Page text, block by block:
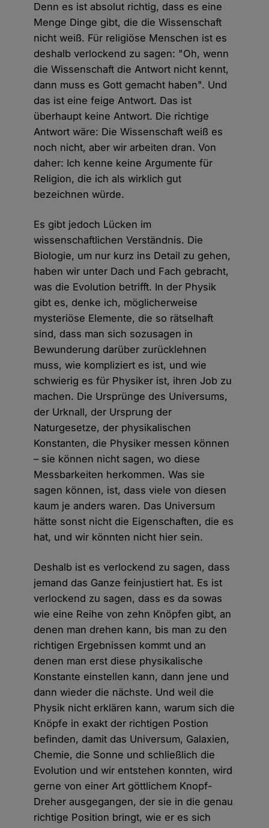
Denn es ist absolut richtig, dass es eine
Menge Dinge gibt, die die Wissenschaft
nicht weiß. Für religiöse Menschen ist es
deshalb verlockend zu sagen: "Oh, wenn
die Wissenschaft die Antwort nicht kennt,
dann muss es Gott gemacht haben". Und
das ist eine feige Antwort. Das ist
überhaupt keine Antwort. Die richtige
Antwort wäre: Die Wissenschaft weiß es
noch nicht, aber wir arbeiten dran. Von
daher: Ich kenne keine Argumente für
Religion, die ich als wirklich gut
bezeichnen würde.
Es gibt jedoch Lücken im
wissenschaftlichen Verständnis. Die
Biologie, um nur kurz ins Detail zu gehen,
haben wir unter Dach und Fach gebracht,
was die Evolution betrifft. In der Physik
gibt es, denke ich, möglicherweise
mysteriöse Elemente, die so rätselhaft
sind, dass man sich sozusagen in
Bewunderung darüber zurücklehnen
muss, wie kompliziert es ist, und wie
schwierig es für Physiker ist, ihren Job zu
machen. Die Ursprünge des Universums,
der Urknall, der Ursprung der
Naturgesetze, der physikalischen
Konstanten, die Physiker messen können
– sie können nicht sagen, wo diese
Messbarkeiten herkommen. Was sie
sagen können, ist, dass viele von diesen
kaum je anders waren. Das Universum
hätte sonst nicht die Eigenschaften, die es
hat, und wir könnten nicht hier sein.
Deshalb ist es verlockend zu sagen, dass
jemand das Ganze feinjustiert hat. Es ist
verlockend zu sagen, dass es da sowas
wie eine Reihe von zehn Knöpfen gibt, an
denen man drehen kann, bis man zu den
richtigen Ergebnissen kommt und an
denen man erst diese physikalische
Konstante einstellen kann, dann jene und
dann wieder die nächste. Und weil die
Physik nicht erklären kann, warum sich die
Knöpfe in exakt der richtigen Postion
befinden, damit das Universum, Galaxien,
Chemie, die Sonne und schließlich die
Evolution und wir entstehen konnten, wird
gerne von einer Art göttlichem Knopf-
Dreher ausgegangen, der sie in die genau
richtige Position bringt, wie er es sich